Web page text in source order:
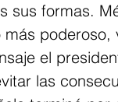
sus formas.
poderoso,
el
las